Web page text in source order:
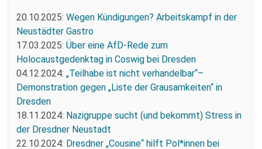
20.10.2025: Wegen Kündigungen? Arbeitskampf in der
Neustädter Gastro
17.03.2025: Über eine AfD-Rede zum
Holocaustgedenktag in Coswig bei Dresden
04.12.2024: „Teilhabe ist nicht verhandelbar“–
Demonstration gegen „Liste der Grausamkeiten“ in
Dresden
18.11.2024: Nazigruppe sucht (und bekommt) Stress in
der Dresdner Neustadt
22.10.2024: Dresdner „Cousine“ hilft Pol*innen bei